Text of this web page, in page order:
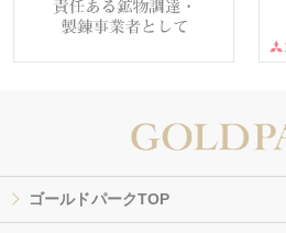
ゴールドパークTOP